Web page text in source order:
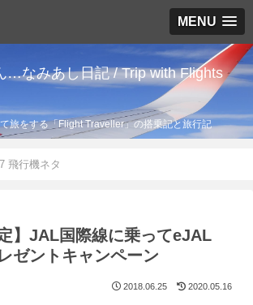
MENU
…なみあし日記 / Trip with Flights
旅をする「Flight Traveller」の搭乗記と旅行記
飛行機ネタ
】JAL国際線に乗ってeJAL
ゼントキャンペーン
2018.06.25 2020.05.16